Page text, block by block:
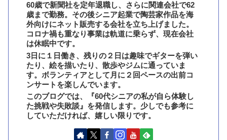
60歳で新聞社を定年退職し、さらに関連会社で62
歳まで勤務。その後シニア起業で陶芸家作品を海
外向けにネット販売する会社を立ち上げました。
コロナ禍も重なり事業は軌道に乗らず、現在会社
は休眠中です。
3日に１日働き、残りの２日は趣味でギターを弾い
たり、絵を描いたり、散歩やジムに通っていま
す。ボランティアとして月に２回ペースの出前コ
ンサートを楽しんでいます。
このブログでは、『60代シニアの私が自ら体験し
た挑戦や失敗談』を発信します。少しでも参考に
していただければ、嬉しい限りです。